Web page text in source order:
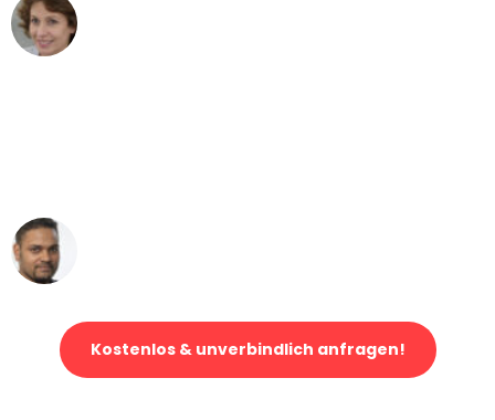
Kostenlos & unverbindlich anfragen!